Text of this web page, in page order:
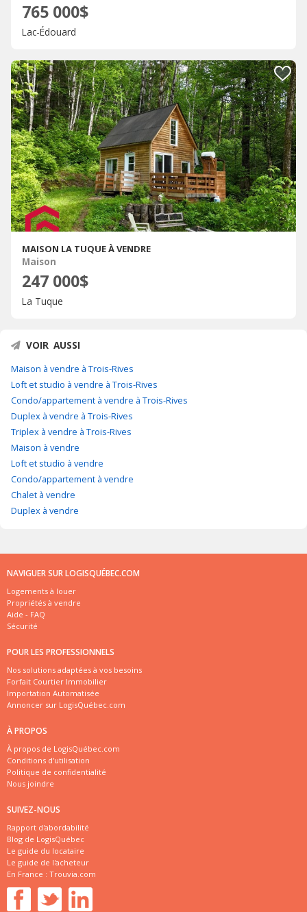
765 000$
Lac-Édouard
MAISON LA TUQUE À VENDRE
Maison
247 000$
La Tuque
VOIR AUSSI
Maison à vendre à Trois-Rives
Loft et studio à vendre à Trois-Rives
Condo/appartement à vendre à Trois-Rives
Duplex à vendre à Trois-Rives
Triplex à vendre à Trois-Rives
Maison à vendre
Loft et studio à vendre
Condo/appartement à vendre
Chalet à vendre
Duplex à vendre
NAVIGUER SUR LOGISQUÉBEC.COM
Logements à louer
Propriétés à vendre
Aide - FAQ
Sécurité
POUR LES PROFESSIONNELS
Nos solutions adaptées à vos besoins
Forfait Courtier Immobilier
Importation Automatisée
Annoncer sur LogisQuébec.com
À PROPOS
À propos de LogisQuébec.com
Conditions d'utilisation
Politique de confidentialité
Nous joindre
SUIVEZ-NOUS
Rapport d'abordabilité
Blog de LogisQuébec
Le guide du locataire
Le guide de l'acheteur
En France : Trouvia.com